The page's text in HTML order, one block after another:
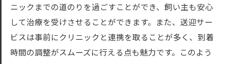
ニックまでの道のりを過ごすことができ、飼い主も安心
して治療を受けさせることができます。また、送迎サー
ビスは事前にクリニックと連携を取ることが多く、到着
時間の調整がスムーズに行える点も魅力です。このよう